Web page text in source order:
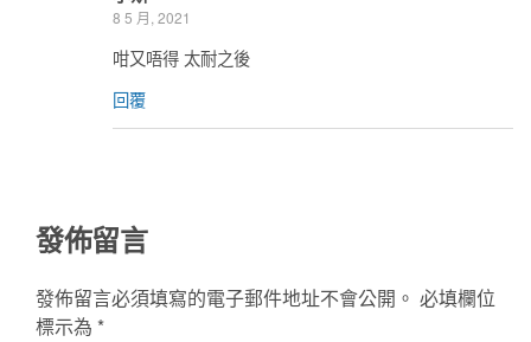
8 5 月, 2021
咁又唔得 太耐之後
回覆
發佈留言
發佈留言必須填寫的電子郵件地址不會公開。 必填欄位
標示為 *